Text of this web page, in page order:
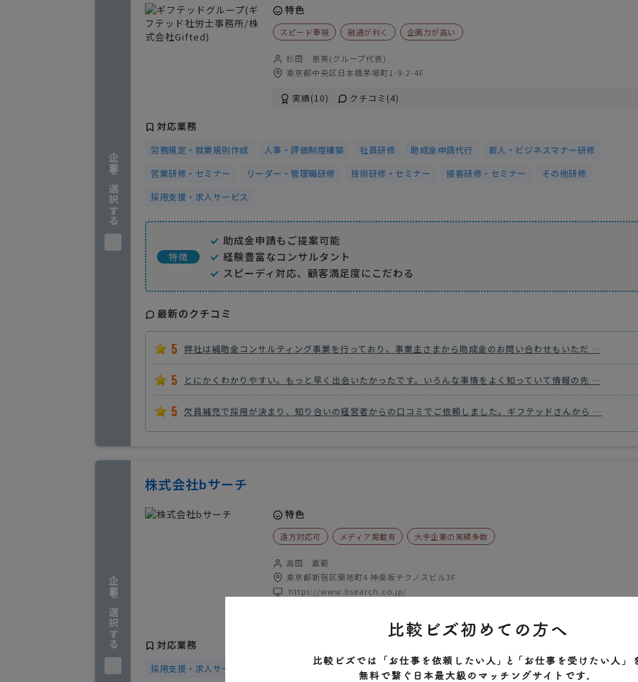
企業を選択する
特色
スピード重視 融通が利く 企画力が高い
杉田 恵美(グループ代表)
東京都中央区日本橋茅場町1-9-2-4F
実績(10) クチコミ(4)
対応業務
労務規定・就業規則作成 人事・評価制度構築 社員研修 助成金申請代行
新人・ビジネスマナー研修
営業研修・セミナー
リーダー・管理職研修 技術研修・セミナー 接客研修・セミナー
その他研修
採用支援・求人サービス
特徴
助成金申請もご提案可能
経験豊富なコンサルタント
スピーディ対応、顧客満足度にこだわる
最新のクチコミ
5 弊社は補助金コンサルティング事業を行っており、事業主さまから助成金のお問い合わせもいただ …
5 とにかくわかりやすい。もっと早く出会いたかったです。いろんな事情をよく知っていて情報の先 …
5 欠員補充で採用が決まり、知り合いの経営者からの口コミでご依頼しました。ギフテッドさんから …
企業を選択する
株式会社bサーチ
特色
遠方対応可 メディア掲載有 大手企業の実績多数
高田 嘉範
東京都新宿区築地町4 神楽坂テクノスビル3F
https://www.bsearch.co.jp/
対応業務
採用支援・求人サービス 求人広告・媒体